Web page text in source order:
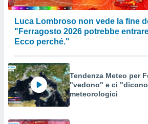
Luca Lombroso non vede la fine
"Ferragosto 2026 potrebbe
Ecco perché."
Tendenza Meteo per
"vedono" e ci
meteorologici